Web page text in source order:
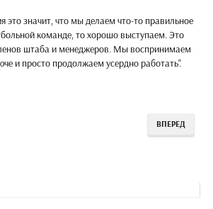
это значит, что мы делаем что-то правильное
команде, то хорошо выступаем. Это
штаба и менеджеров. Мы воспринимаем
и просто продолжаем усердно работать".
ВПЕРЕД